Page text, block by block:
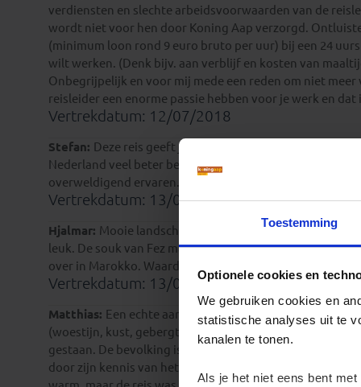
Toestemming
Optionele cookies en
We gebruiken cookies en
statistische analyses uit te
kanalen te tonen.
Als je het niet eens bent
verdiensten en slechte arbeidsvoorwaarden van de
wordt niet voor hen door Koning Aap verzorgd.
(minimum loon rond 9 euro bruto per uur) bij een 24
wilt werken. (Denk bijv. aan verblijf en kosten van
Onbegrijpelijk en voor mij mede een reden om niet
reisleider een enorme passie hebben voor je werk en
Vertrekdatum: 12/07/2018
Stefan: Deze reis geeft je inzicht in en achtergrond van
Nederland veel beter begrijpt. Wij vonden het een
overweldigend ervaren. Wij gaan zeker terug naar dit
Vertrekdatum: 13/07/2017
Hjalmar: Mooie landschappen en vriendelijke
leuk. De souk van Fez maakte ook veel indruk net als
over in Marokko. Waardoor er in onze groep veel zieken
Vertrekdatum: 13/07/2017
Matthias: Een echte aanrader, deze geweldige reis
(woestijn, kust, gebergte, uitgestrekte gebieden) en
gestaan. De bevolking is heel vriendelijk en vaak
door zijn kennis van het land duidelijk meerwaarde. Het